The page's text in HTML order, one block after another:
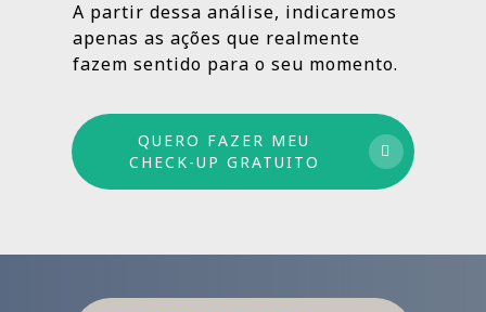
médio e longo prazo para garantir
crescimento sustentável.
A partir dessa análise, indicaremos
apenas as ações que realmente
fazem sentido para o seu momento.
QUERO FAZER MEU
CHECK-UP GRATUITO